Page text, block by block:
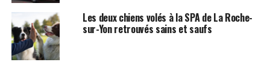
Les deux chiens volés à la SPA de La Roche-
sur-Yon retrouvés sains et saufs